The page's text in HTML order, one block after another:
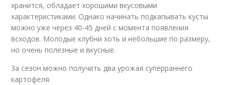
хранится, обладает хорошими вкусовыми
характеристиками. Однако начинать подкапывать кусты
можно уже через 40-45 дней с момента появления
всходов. Молодые клубни хоть и небольшие по размеру,
но очень полезные и вкусные.
За сезон можно получить два урожая суперраннего
картофеля.